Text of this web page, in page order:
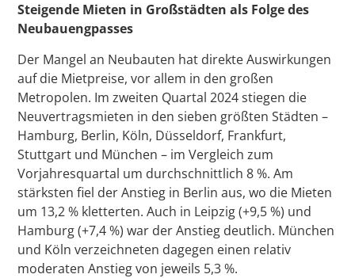
Steigende Mieten in Großstädten als Folge des
Neubauengpasses
Der Mangel an Neubauten hat direkte Auswirkungen
auf die Mietpreise, vor allem in den großen
Metropolen. Im zweiten Quartal 2024 stiegen die
Neuvertragsmieten in den sieben größten Städten –
Hamburg, Berlin, Köln, Düsseldorf, Frankfurt,
Stuttgart und München – im Vergleich zum
Vorjahresquartal um durchschnittlich 8 %. Am
stärksten fiel der Anstieg in Berlin aus, wo die Mieten
um 13,2 % kletterten. Auch in Leipzig (+9,5 %) und
Hamburg (+7,4 %) war der Anstieg deutlich. München
und Köln verzeichneten dagegen einen relativ
moderaten Anstieg von jeweils 5,3 %.